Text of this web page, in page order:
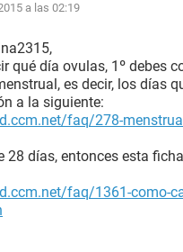
a las 02:19
qué día ovulas, 1º debes
es decir, los días
a la siguiente:
faq/278-
28 días, entonces esta
faq/1361-como-